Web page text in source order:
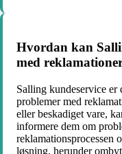
Hvordan kan
med
Salling kundeservice er
problemer med
eller beskadiget vare,
informere dem om
reklamationsprocessen
løsning, herunder